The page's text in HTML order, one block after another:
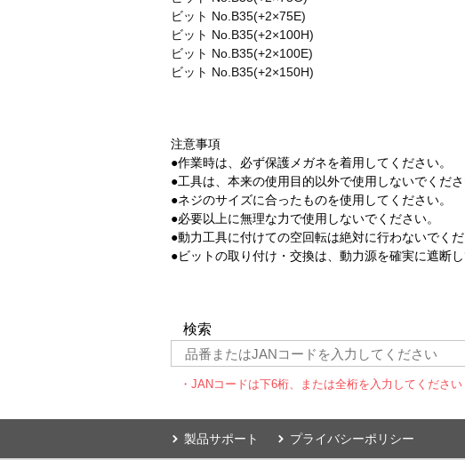
ビット No.B35(+2×75E)
ビット No.B35(+2×100H)
ビット No.B35(+2×100E)
ビット No.B35(+2×150H)
注意事項
●作業時は、必ず保護メガネを着用してください。
●工具は、本来の使用目的以外で使用しないでくださ
●ネジのサイズに合ったものを使用してください。
●必要以上に無理な力で使用しないでください。
●動力工具に付けての空回転は絶対に行わないでくだ
●ビットの取り付け・交換は、動力源を確実に遮断し
検索
・JANコードは下6桁、または全桁を入力してください
製品サポート プライバシーポリシー